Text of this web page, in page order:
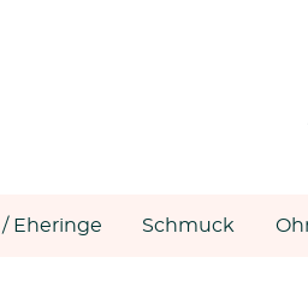
Eheringe Schmuck